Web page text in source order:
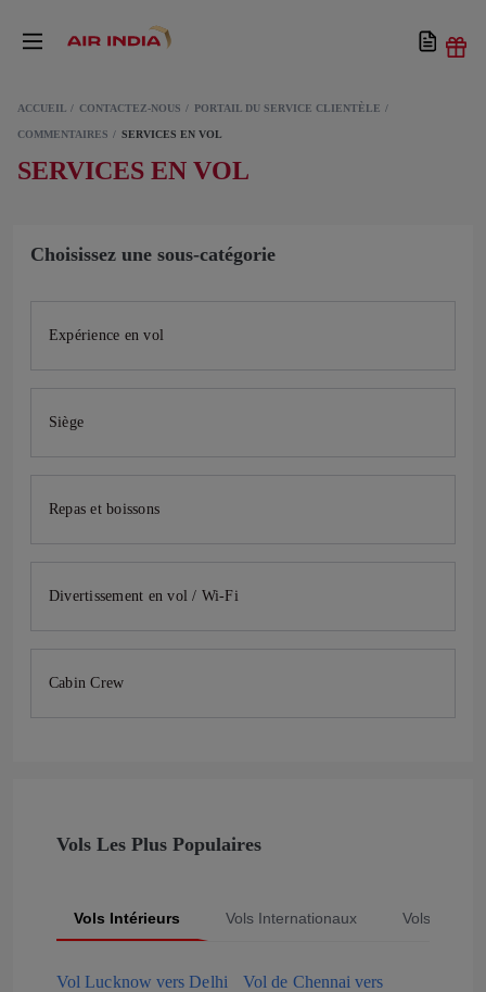
ACCUEIL CONTACTEZ-NOUS PORTAIL DU SERVICE CLIENTÈLE
COMMENTAIRES SERVICES EN VOL
SERVICES EN VOL
Choisissez une sous-catégorie
Expérience en vol
Siège
Repas et boissons
Divertissement en vol / Wi-Fi
Cabin Crew
Vols Les Plus Populaires
Vols Intérieurs Vols Internationaux Vols
Vol Lucknow vers Delhi
Vol de Chennai vers